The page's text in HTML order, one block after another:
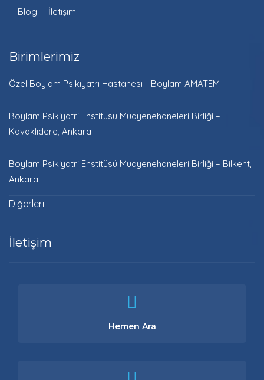
Blog
İletişim
Birimlerimiz
Özel Boylam Psikiyatri Hastanesi - Boylam AMATEM
Boylam Psikiyatri Enstitüsü Muayenehaneleri Birliği –
Kavaklıdere, Ankara
Boylam Psikiyatri Enstitüsü Muayenehaneleri Birliği – Bilkent,
Ankara
Diğerleri
İletişim
Hemen Ara